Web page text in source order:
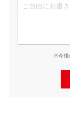
※今後